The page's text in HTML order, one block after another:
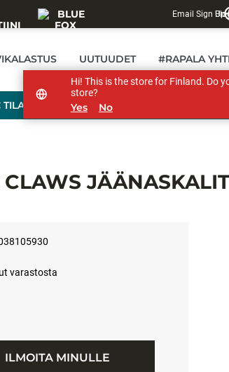
Email Sign Up
UUTUUDET #RAPALA
JÄÄNASKALIT
varastosta
ILMOITA MINULLE
Hi! This is the store for Finland. Do
store?
Yes No